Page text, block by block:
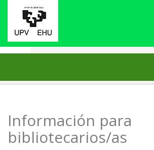
Información para
bibliotecarios/as